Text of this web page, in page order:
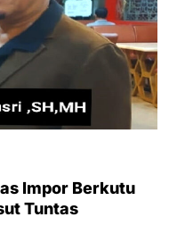
Impor Berkutu
Tuntas